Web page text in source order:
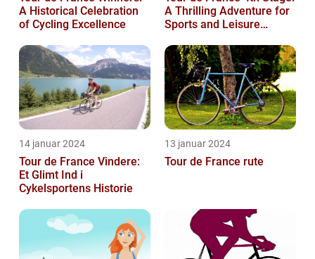
A Historical Celebration
of Cycling Excellence
A Thrilling Adventure for
Sports and Leisure
14 januar 2024
Tour de France Vindere:
Et Glimt Ind i
Cykelsportens Historie
13 januar 2024
Tour de France rute